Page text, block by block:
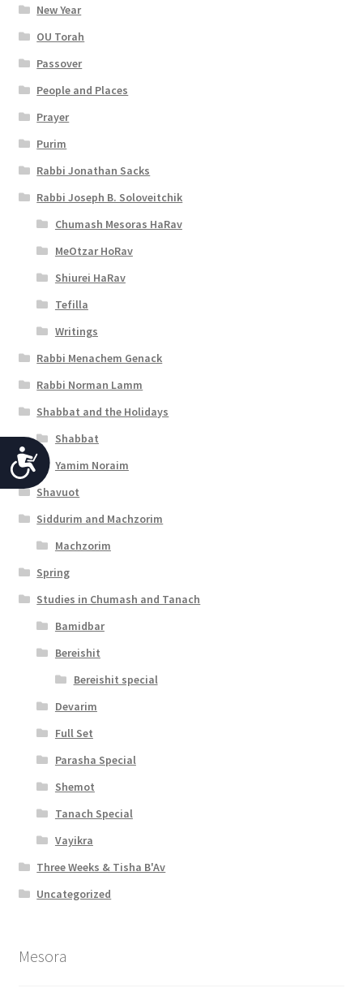
A
c
c
e
s
s
i
b
l
i
t
y
New Year
OU Torah
Passover
People and Places
Prayer
Purim
Rabbi Jonathan Sacks
Rabbi Joseph B. Soloveitchik
Chumash Mesoras HaRav
MeOtzar HoRav
Shiurei HaRav
Tefilla
Writings
Rabbi Menachem Genack
Rabbi Norman Lamm
Shabbat and the Holidays
Shabbat
Yamim Noraim
Shavuot
Siddurim and Machzorim
Machzorim
Spring
Studies in Chumash and Tanach
Bamidbar
Bereishit
Bereishit special
Devarim
Full Set
Parasha Special
Shemot
Tanach Special
Vayikra
Three Weeks & Tisha B'Av
Uncategorized
Mesora